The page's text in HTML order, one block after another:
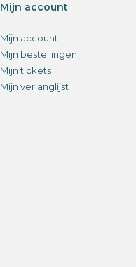
Mijn account
Mijn account
Mijn bestellingen
Mijn tickets
Mijn verlanglijst